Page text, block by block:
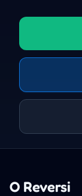
O Reversi